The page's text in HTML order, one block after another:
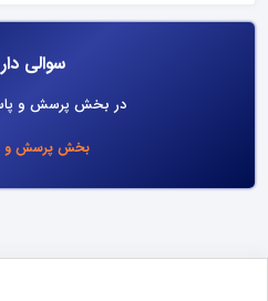
سوالی
در بخش پرسش و
بخش پرسش و